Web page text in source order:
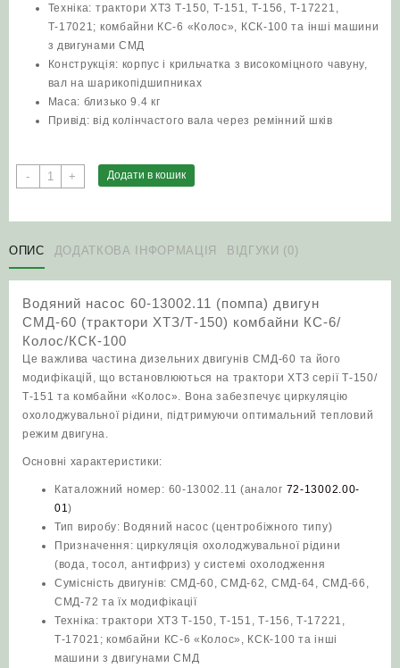
Техніка: трактори ХТЗ Т-150, Т-151, Т-156, Т-17221,
Т-17021; комбайни КС-6 «Колос», КСК-100 та інші машини
з двигунами СМД
Конструкція: корпус і крильчатка з високоміцного чавуну,
вал на шарикопідшипниках
Маса: близько 9.4 кг
Привід: від колінчастого вала через ремінний шків
-
Водяний
насос
(помпа)
двигун
(трактори
ХТЗ/
Т-150)
комбайни
КС-6/
Колос/
КСК-100
кількість
+ Додати в кошик
ОПИС ДОДАТКОВА ІНФОРМАЦІЯ ВІДГУКИ (0)
Водяний насос 60-13002.11 (помпа) двигун
СМД-60 (трактори ХТЗ/Т-150) комбайни КС-6/
Колос/КСК-100
Це важлива частина дизельних двигунів СМД-60 та його
модифікацій, що встановлюються на трактори ХТЗ серії Т-150/
Т-151 та комбайни «Колос». Вона забезпечує циркуляцію
охолоджувальної рідини, підтримуючи оптимальний тепловий
режим двигуна.
Основні характеристики:
Каталожний номер: 60-13002.11 (аналог 72-13002.00-
01)
Тип виробу: Водяний насос (центробіжного типу)
Призначення: циркуляція охолоджувальної рідини
(вода, тосол, антифриз) у системі охолодження
Сумісність двигунів: СМД-60, СМД-62, СМД-64, СМД-66,
СМД-72 та їх модифікації
Техніка: трактори ХТЗ Т-150, Т-151, Т-156, Т-17221,
Т-17021; комбайни КС-6 «Колос», КСК-100 та інші
машини з двигунами СМД